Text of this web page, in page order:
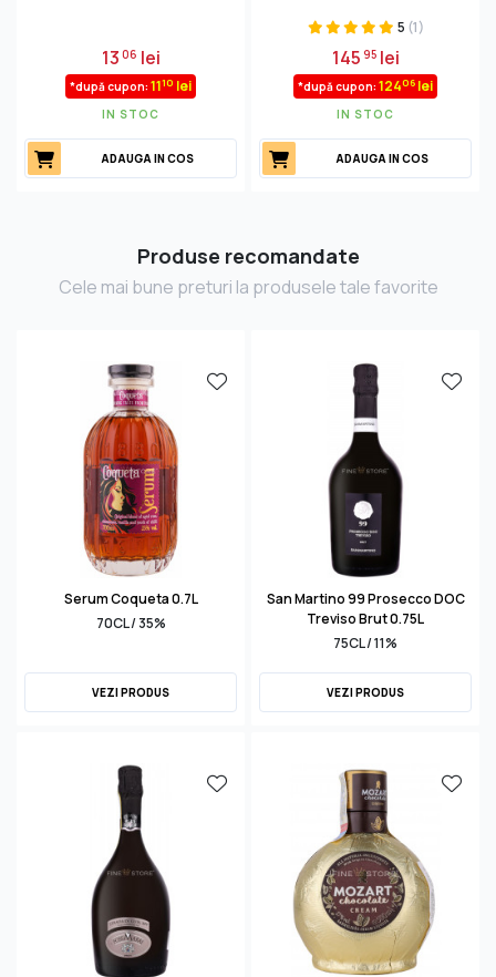
1306 lei
*după cupon: 1110 lei
IN STOC
ADAUGA IN COS
5 (1)
14595lei
*după cupon: 12406 lei
IN STOC
ADAUGA IN COS
Produse recomandate
Cele mai bune preturi la produsele tale favorite
Serum Coqueta 0.7L
70CL / 35%
VEZI PRODUS
San Martino 99 Prosecco DOC
Treviso Brut 0.75L
75CL / 11%
VEZI PRODUS